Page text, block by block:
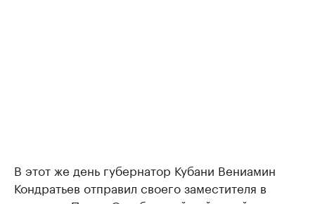
В этот же день губернатор Кубани Вениамин
Кондратьев отправил своего заместителя в